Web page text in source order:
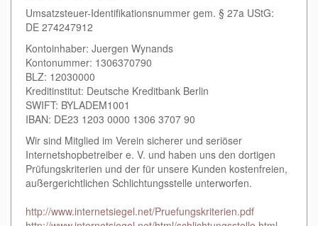
Umsatzsteuer-Identifikationsnummer gem. § 27a UStG:
DE 274247912
Kontoinhaber: Juergen Wynands
Kontonummer: 1306370790
BLZ: 12030000
Kreditinstitut: Deutsche Kreditbank Berlin
SWIFT: BYLADEM1001
IBAN: DE23 1203 0000 1306 3707 90
Wir sind Mitglied im Verein sicherer und seriöser
Internetshopbetreiber e. V. und haben uns den dortigen
Prüfungskriterien und der für unsere Kunden kostenfreien,
außergerichtlichen Schlichtungsstelle unterworfen.
http://www.internetsiegel.net/Pruefungskriterien.pdf